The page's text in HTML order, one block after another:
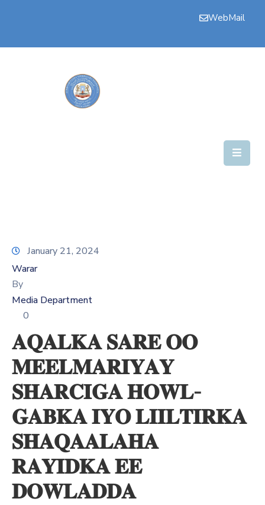
WebMail
Bogga
Soo
Xariir
January 21, 2024
Warar
By
Media Department
0
𝐀𝐐𝐀𝐋𝐊𝐀 𝐒𝐀𝐑𝐄 𝐎𝐎
𝐌𝐄𝐄𝐋𝐌𝐀𝐑𝐈𝐘𝐀𝐘
𝐒𝐇𝐀𝐑𝐂𝐈𝐆𝐀 𝐇𝐎𝐖𝐋-
𝐆𝐀𝐁𝐊𝐀 𝐈𝐘𝐎 𝐋𝐈𝐈𝐋𝐓𝐈𝐑𝐊𝐀
𝐒𝐇𝐀𝐐𝐀𝐀𝐋𝐀𝐇𝐀
𝐑𝐀𝐘𝐈𝐃𝐊𝐀 𝐄𝐄
𝐃𝐎𝐖𝐋𝐀𝐃𝐃𝐀